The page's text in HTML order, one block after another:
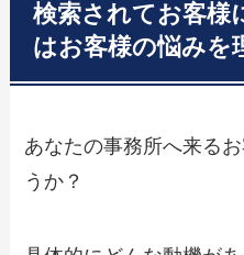
検索されてお客様
はお客様の悩みを
あなたの事務所へ来る
うか？